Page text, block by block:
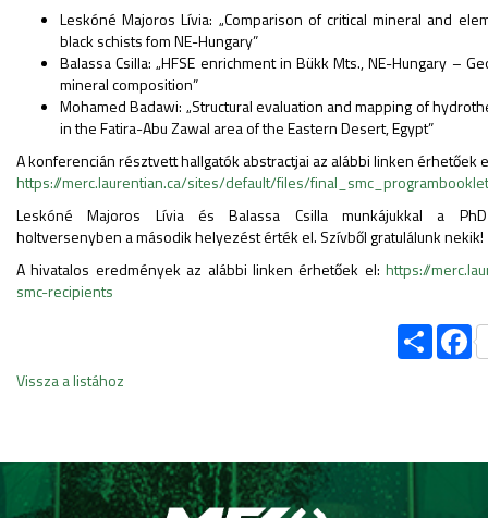
Leskóné Majoros Lívia: „Comparison of critical mineral and
black schists fom NE-Hungary”
Balassa Csilla: „HFSE enrichment in Bükk Mts., NE-Hungary –
mineral composition”
Mohamed Badawi: „Structural evaluation and mapping of
in the Fatira-Abu Zawal area of the Eastern Desert, Egypt”
A konferencián résztvett hallgatók abstractjai az alábbi linken érhetőek
https://merc.laurentian.ca/sites/default/files/
Leskóné Majoros Lívia és Balassa Csilla munkájukkal a PhD
holtversenyben a második helyezést érték el. Szívből gratulálunk nekik!
A hivatalos eredmények az alábbi linken érhetőek el: https://
smc-recipients
Share
Vissza a listához